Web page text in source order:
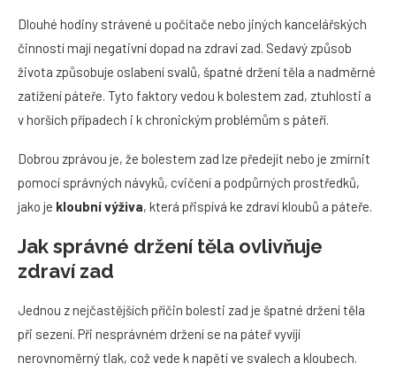
Dlouhé hodiny strávené u počítače nebo jiných kancelářských
činností mají negativní dopad na zdraví zad. Sedavý způsob
života způsobuje oslabení svalů, špatné držení těla a nadměrné
zatížení páteře. Tyto faktory vedou k bolestem zad, ztuhlosti a
v horších případech i k chronickým problémům s páteří.
Dobrou zprávou je, že bolestem zad lze předejít nebo je zmírnit
pomocí správných návyků, cvičení a podpůrných prostředků,
jako je kloubní výživa, která přispívá ke zdraví kloubů a páteře.
Jak správné držení těla ovlivňuje
zdraví zad
Jednou z nejčastějších příčin bolesti zad je špatné držení těla
při sezení. Při nesprávném držení se na páteř vyvíjí
nerovnoměrný tlak, což vede k napětí ve svalech a kloubech.